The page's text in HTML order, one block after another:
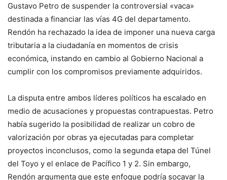
Gustavo Petro de suspender la controversial «vaca»
destinada a financiar las vías 4G del departamento.
Rendón ha rechazado la idea de imponer una nueva carga
tributaria a la ciudadanía en momentos de crisis
económica, instando en cambio al Gobierno Nacional a
cumplir con los compromisos previamente adquiridos.
La disputa entre ambos líderes políticos ha escalado en
medio de acusaciones y propuestas contrapuestas. Petro
había sugerido la posibilidad de realizar un cobro de
valorización por obras ya ejecutadas para completar
proyectos inconclusos, como la segunda etapa del Túnel
del Toyo y el enlace de Pacífico 1 y 2. Sin embargo,
Rendón argumenta que este enfoque podría socavar la